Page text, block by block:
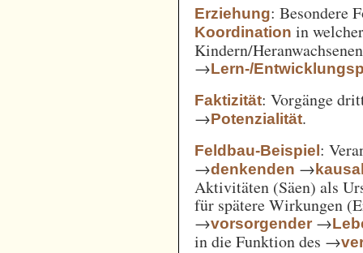
Erziehung: Besondere
Koordination in
Kindern/
→Lern-/
Faktizität: Vorgänge
→Potenzialität.
Feldbau-Beispiel:
→denkenden →
Aktivitäten (Säen) als
für spätere Wirkungen
→vorsorgender →
in die Funktion des →